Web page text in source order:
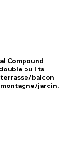
Compound
ou lits
terrasse/balcon
montagne/jardin.